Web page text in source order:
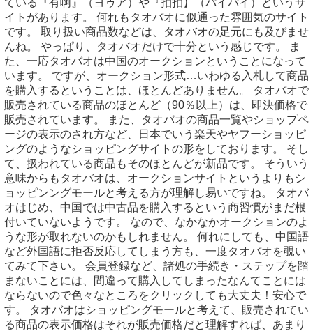
ている『有啊』（ヨゥア）や『拍拍】（パイパイ）というサ
イトがあります。 何れもタオバオに似通った雰囲気のサイト
です。 取り扱い商品数などは、タオバオの足元にも及びませ
んね。 やっぱり、タオバオだけで十分という感じです。 ま
た、一応タオバオは中国のオークションということになって
います。 ですが、オークション形式…いわゆる入札して商品
を購入するということは、ほとんどありません。 タオバオで
販売されている商品のほとんど（90％以上）は、即決価格で
販売されています。 また、タオバオの商品一覧やショップペ
ージの表示のされ方など、日本でいう楽天やヤフーショッピ
ングのようなショッピングサイトの形をしております。 そし
て、扱われている商品もそのほとんどが新品です。 そういう
意味からもタオバオは、オークションサイトというよりもシ
ョッピンングモールと考える方が理解し易いですね。 タオバ
オはじめ、中国では中古品を購入するという商習慣がまだ根
付いていないようです。 なので、なかなかオークションのよ
うな形が取れないのかもしれません。 何れにしても、中国語
など外国語に拒否反応してしまう方も、一度タオバオを覗い
てみて下さい。 会員登録など、諸処の手続き・ステップを踏
まないことには、間違って購入してしまったなんてことには
ならないので色々なところをクリックしても大丈夫！安心で
す。 タオバオはショッピングモールと考えて、販売されてい
る商品の表示価格はそれが販売価格だと理解すれば、あまり